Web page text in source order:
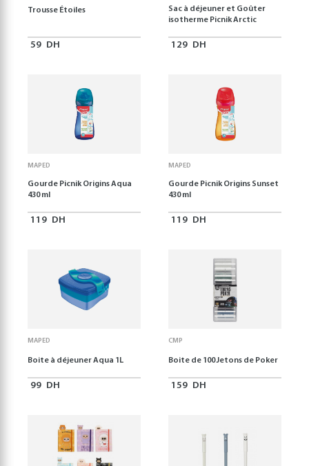
Trousse Étoiles
59 DH
Sac à déjeuner et Goûter
isotherme Picnik Arctic
129 DH
MAPED
Gourde Picnik Origins Aqua
430 ml
119 DH
MAPED
Gourde Picnik Origins Sunset
430 ml
119 DH
MAPED
Boite à déjeuner Aqua 1L
99 DH
CMP
Boite de 100 Jetons de Poker
159 DH